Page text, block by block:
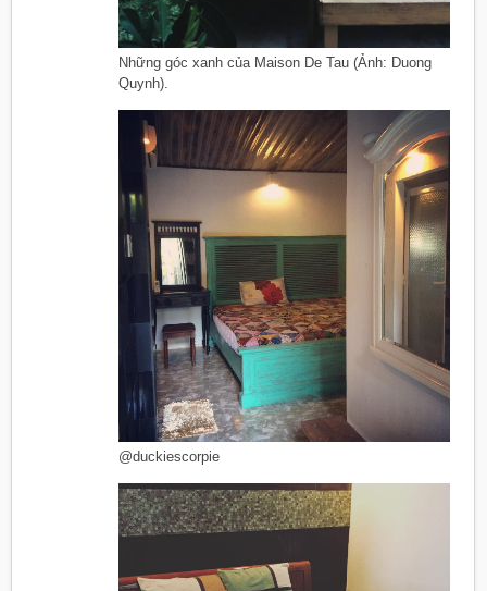
Những góc xanh của Maison De Tau (Ảnh: Duong
Quynh).
@duckiescorpie